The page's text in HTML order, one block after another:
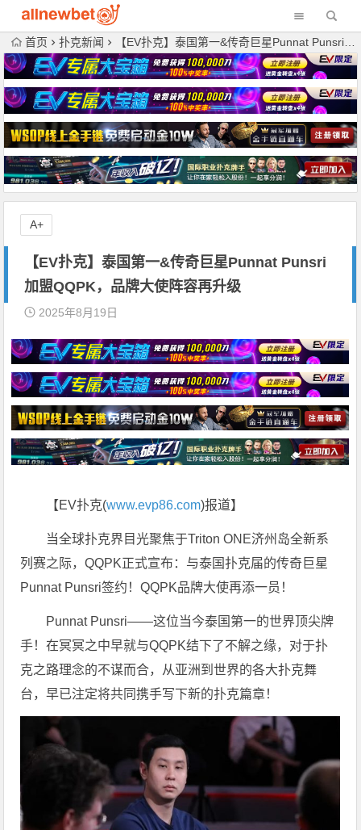
首页 扑克新闻 【EV扑克】泰国第一&传奇巨星Punnat Punsri加盟QQPK，品牌大使阵容再升级
【EV扑克】泰国第一&传奇巨星Punnat Punsri
加盟QQPK，品牌大使阵容再升级
2025年8月19日
【EV扑克(www.evp86.com)报道】
当全球扑克界目光聚焦于Triton ONE济州岛全新系
列赛之际，QQPK正式宣布：与泰国扑克届的传奇巨星
Punnat Punsri签约！QQPK品牌大使再添一员！
Punnat Punsri——这位当今泰国第一的世界顶尖牌
手！在冥冥之中早就与QQPK结下了不解之缘，对于扑
克之路理念的不谋而合，从亚洲到世界的各大扑克舞
台，早已注定将共同携手写下新的扑克篇章！
A+